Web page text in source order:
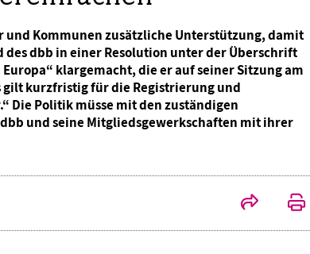
Kommunen zusätzliche Unterstützung, damit
dbb in einer Resolution unter der Überschrift
klargemacht, die er auf seiner Sitzung am
gilt kurzfristig für die Registrierung und
Politik müsse mit den zuständigen
und seine Mitgliedsgewerkschaften mit ihrer